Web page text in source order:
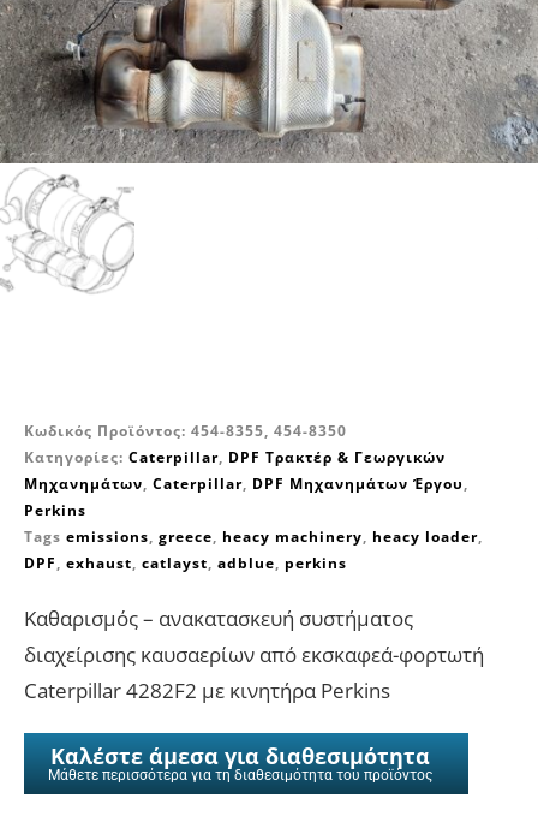
Κωδικός Προϊόντος: 454-8355, 454-8350
Κατηγορίες: Caterpillar, DPF Τρακτέρ & Γεωργικών
Μηχανημάτων, Caterpillar, DPF Μηχανημάτων Έργου,
Perkins
Tags emissions, greece, heacy machinery, heacy loader,
DPF, exhaust, catlayst, adblue, perkins
Καθαρισμός – ανακατασκευή συστήματος
διαχείρισης καυσαερίων από εκσκαφεά-φορτωτή
Caterpillar 4282F2 με κινητήρα Perkins
Καλέστε άμεσα για διαθεσιμότητα
Μάθετε περισσότερα για τη διαθεσιμότητα του προϊόντος